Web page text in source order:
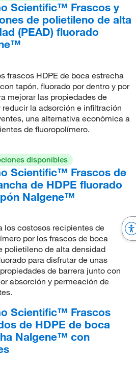
Scientific™ Frascos y
de polietileno de alta
(PEAD) fluorado
frascos HDPE de boca estrecha
tapón, fluorado por dentro y por
mejorar las propiedades de
reducir la adsorción e infiltración
una alternativa económica a
de fluoropolímero.
disponibles
Scientific™ Frascos de
de HDPE fluorado
Nalgene™
los costosos recipientes de
por los frascos de boca
polietileno de alta densidad
para disfrutar de unas
de barrera junto con
absorción y permeación de
Scientific™ Frascos
de HDPE de boca
Nalgene™ con